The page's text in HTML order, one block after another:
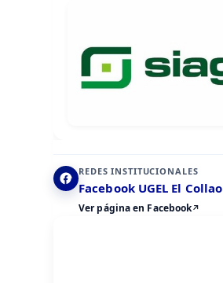
REDES INSTITUCIONALES
Facebook UGEL El Collao
Ver página en Facebook